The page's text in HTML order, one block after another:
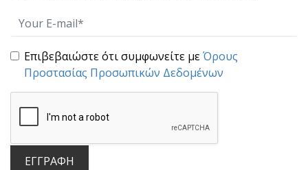
Μην πέφτεις στην παγίδα των συγκρίσεων!
Επιβεβαιώστε ότι συμφωνείτε μεΌρους
Προστασίας Προσωπικών Δεδομένων
ΕΓΓΡΑΦΗ